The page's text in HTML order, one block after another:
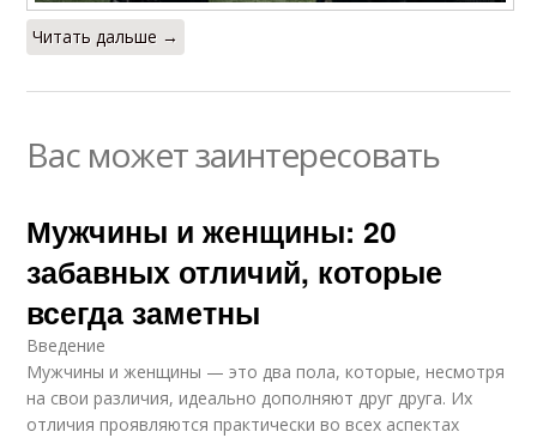
Читать дальше →
Вас может заинтересовать
Мужчины и женщины: 20
забавных отличий, которые
всегда заметны
Введение
Мужчины и женщины — это два пола, которые, несмотря
на свои различия, идеально дополняют друг друга. Их
отличия проявляются практически во всех аспектах